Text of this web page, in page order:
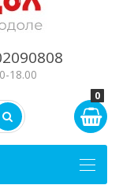
18.00
0